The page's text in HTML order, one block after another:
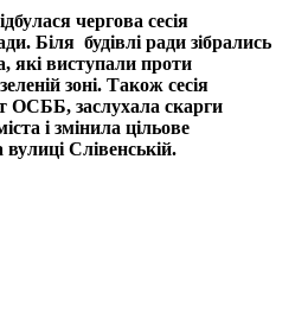
чергова сесія
Біля будівлі ради зібрались
які виступали проти
зоні. Також сесія
ОСББ, заслухала скарги
і змінила цільове
вулиці Слівенській.